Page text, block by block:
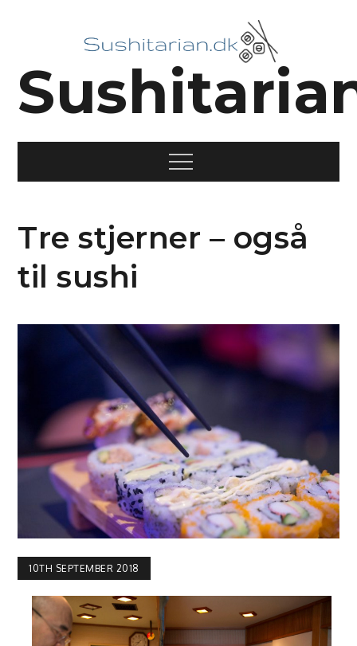
Menu
Tre stjerner – også
til sushi
10TH SEPTEMBER 2018